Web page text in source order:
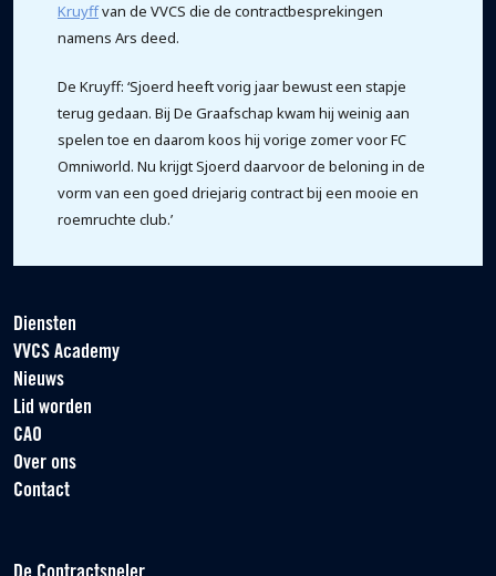
Kruyffvan de VVCS die de contractbesprekingen
namens Ars deed.
De Kruyff: ‘Sjoerd heeft vorig jaar bewust een stapje
terug gedaan. Bij De Graafschap kwam hij weinig aan
spelen toe en daarom koos hij vorige zomer voor FC
Omniworld. Nu krijgt Sjoerd daarvoor de beloning in de
vorm van een goed driejarig contract bij een mooie en
roemruchte club.’
Diensten
VVCS Academy
Nieuws
Lid worden
CAO
Over ons
Contact